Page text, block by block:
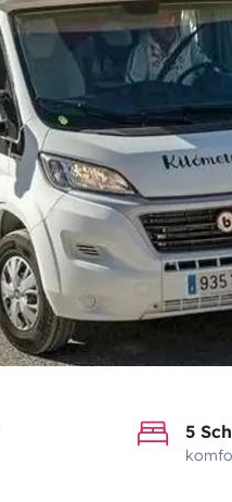
5